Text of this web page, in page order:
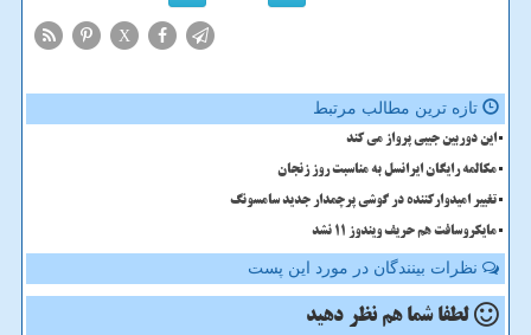
X
تازه ترین مطالب مرتبط
این دوربین جیبی پرواز می کند
مکالمه رایگان ایرانسل به مناسبت روز زنجان
تغییر امیدوارکننده در گوشی پرچمدار جدید سامسونگ
مایکروسافت هم حریف ویندوز 11 نشد
نظرات بینندگان در مورد این پست
لطفا شما هم نظر دهید